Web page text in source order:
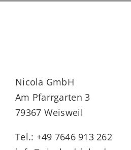
Nicola GmbH
Am Pfarrgarten 3
79367 Weisweil
Tel.: +49 7646 913 262